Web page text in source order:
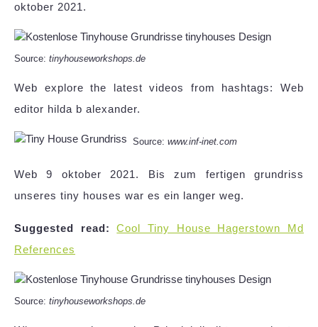
oktober 2021.
Source: tinyhouseworkshops.de
Web explore the latest videos from hashtags: Web
editor hilda b alexander.
Source: www.inf-inet.com
Web 9 oktober 2021. Bis zum fertigen grundriss
unseres tiny houses war es ein langer weg.
Suggested read:
Cool Tiny House Hagerstown Md
References
Source: tinyhouseworkshops.de